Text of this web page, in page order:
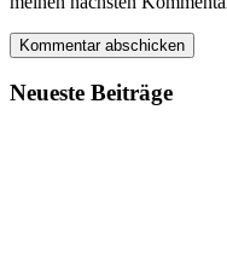
Neueste Beiträge